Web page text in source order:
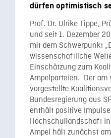
dürfen optimistisch
Prof. Dr. Ulrike Tippe,
und seit 1. Dezember
mit dem Schwerpunkt
wissenschaftliche
Einschätzung zum
Ampelparteien. Der am
vorgestellte
Bundesregierung aus
enthält positive
Hochschullandschaft
Ampel hält zunächst